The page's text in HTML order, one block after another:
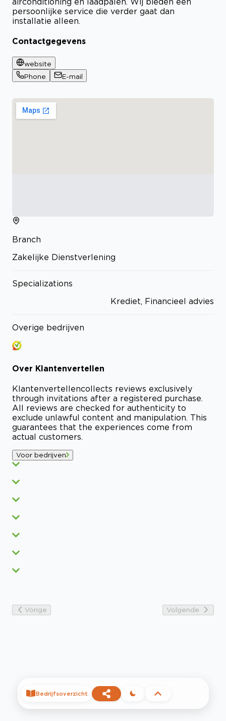
persoonlijke service die verder gaat dan
installatie alleen.
Contactgegevens
website
Phone
E-mail
Branch
Zakelijke Dienstverlening
Specializations
Krediet, Financieel advies
Overige bedrijven
Over Klantenvertellen
Klantenvertellencollects reviews exclusively
through invitations after a registered purchase.
All reviews are checked for authenticity to
exclude unlawful content and manipulation. This
guarantees that the experiences come from
actual customers.
Voor bedrijven
Vorige Volgende
Bedrijfsoverzicht